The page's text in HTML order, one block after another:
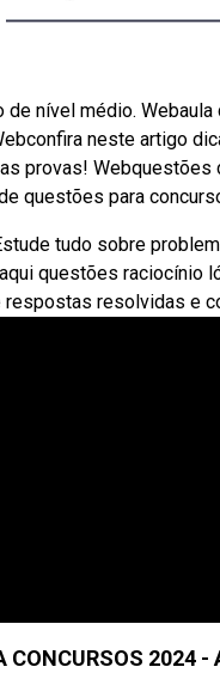
nível médio.
neste artigo
provas! Webquestões
questões para
tudo sobre
questões
resolvidas e
CONCURSOS 2024